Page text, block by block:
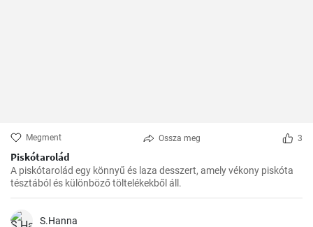
Megment Ossza meg 3
Piskótarolád
A piskótarolád egy könnyű és laza desszert, amely vékony piskóta
tésztából és különböző töltelékekből áll.
S.Hanna